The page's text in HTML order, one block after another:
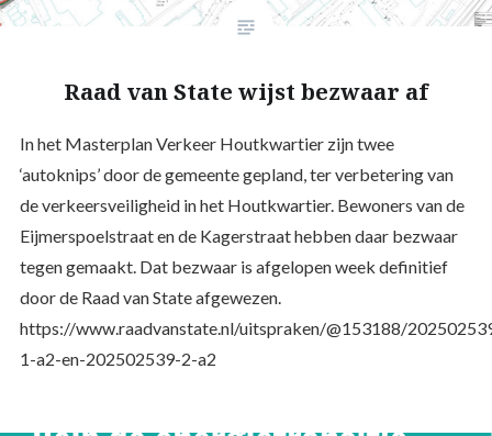
Raad van State wijst bezwaar af
In het Masterplan Verkeer Houtkwartier zijn twee
‘autoknips’ door de gemeente gepland, ter verbetering van
de verkeersveiligheid in het Houtkwartier. Bewoners van de
Eijmerspoelstraat en de Kagerstraat hebben daar bezwaar
tegen gemaakt. Dat bezwaar is afgelopen week definitief
door de Raad van State afgewezen.
https://www.raadvanstate.nl/uitspraken/@153188/
1-a2-en-202502539-2-a2